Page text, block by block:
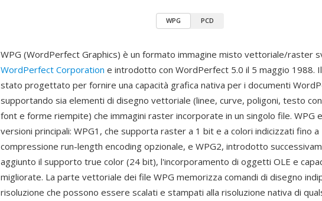
WPG PCD
WPG (WordPerfect Graphics) è un formato immagine misto vettoriale/raster
WordPerfect Corporation e introdotto con WordPerfect 5.0 il 5 maggio 1988.
stato progettato per fornire una capacità grafica nativa per i documenti
supportando sia elementi di disegno vettoriale (linee, curve, poligoni, testo
font e forme riempite) che immagini raster incorporate in un singolo file. WPG
versioni principali: WPG1, che supporta raster a 1 bit e a colori indicizzati fino
compressione run-length encoding opzionale, e WPG2, introdotto
aggiunto il supporto true color (24 bit), l'incorporamento di oggetti OLE e
migliorate. La parte vettoriale dei file WPG memorizza comandi di disegno
risoluzione che possono essere scalati e stampati alla risoluzione nativa di